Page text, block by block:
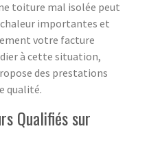
toiture mal isolée peut
importantes et
votre facture
à cette situation,
des prestations
qualité.
Qualifiés sur